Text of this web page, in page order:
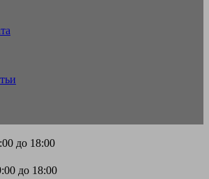
до 18:00
до 18:00